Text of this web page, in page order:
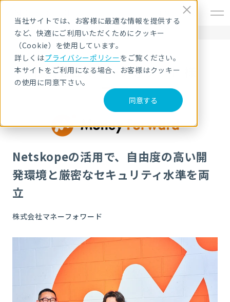
当社サイトでは、お客様に最適な情報を提供する
など、快適にご利用いただくためにクッキー
（Cookie）を使用しています。
詳しくはプライバシーポリシーをご覧ください。
本サイトをご利用になる場合、お客様はクッキー
の使用に同意下さい。
同意する
HOME 導入事例 株式会社マネーフォワード 様
株式会社マネーフォワード 様
Netskopeの活用で、自由度の高い開
発環境と厳密なセキュリティ水準を両
立
株式会社マネーフォワード